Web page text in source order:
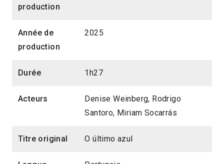
production
Année de
production
2025
Durée 1h27
Acteurs
Denise Weinberg, Rodrigo
Santoro, Miriam Socarrás
Titre original O último azul